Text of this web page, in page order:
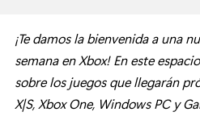
¡Te damos la bienvenida a una
semana en Xbox! En este
sobre los juegos que llegarán
X|S, Xbox One, Windows PC y